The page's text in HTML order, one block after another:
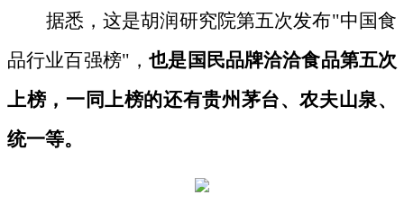
据悉，这是胡润研究院第五次发布"中国食
品行业百强榜"，也是国民品牌洽洽食品第五次
上榜，一同上榜的还有贵州茅台、农夫山泉、
统一等。